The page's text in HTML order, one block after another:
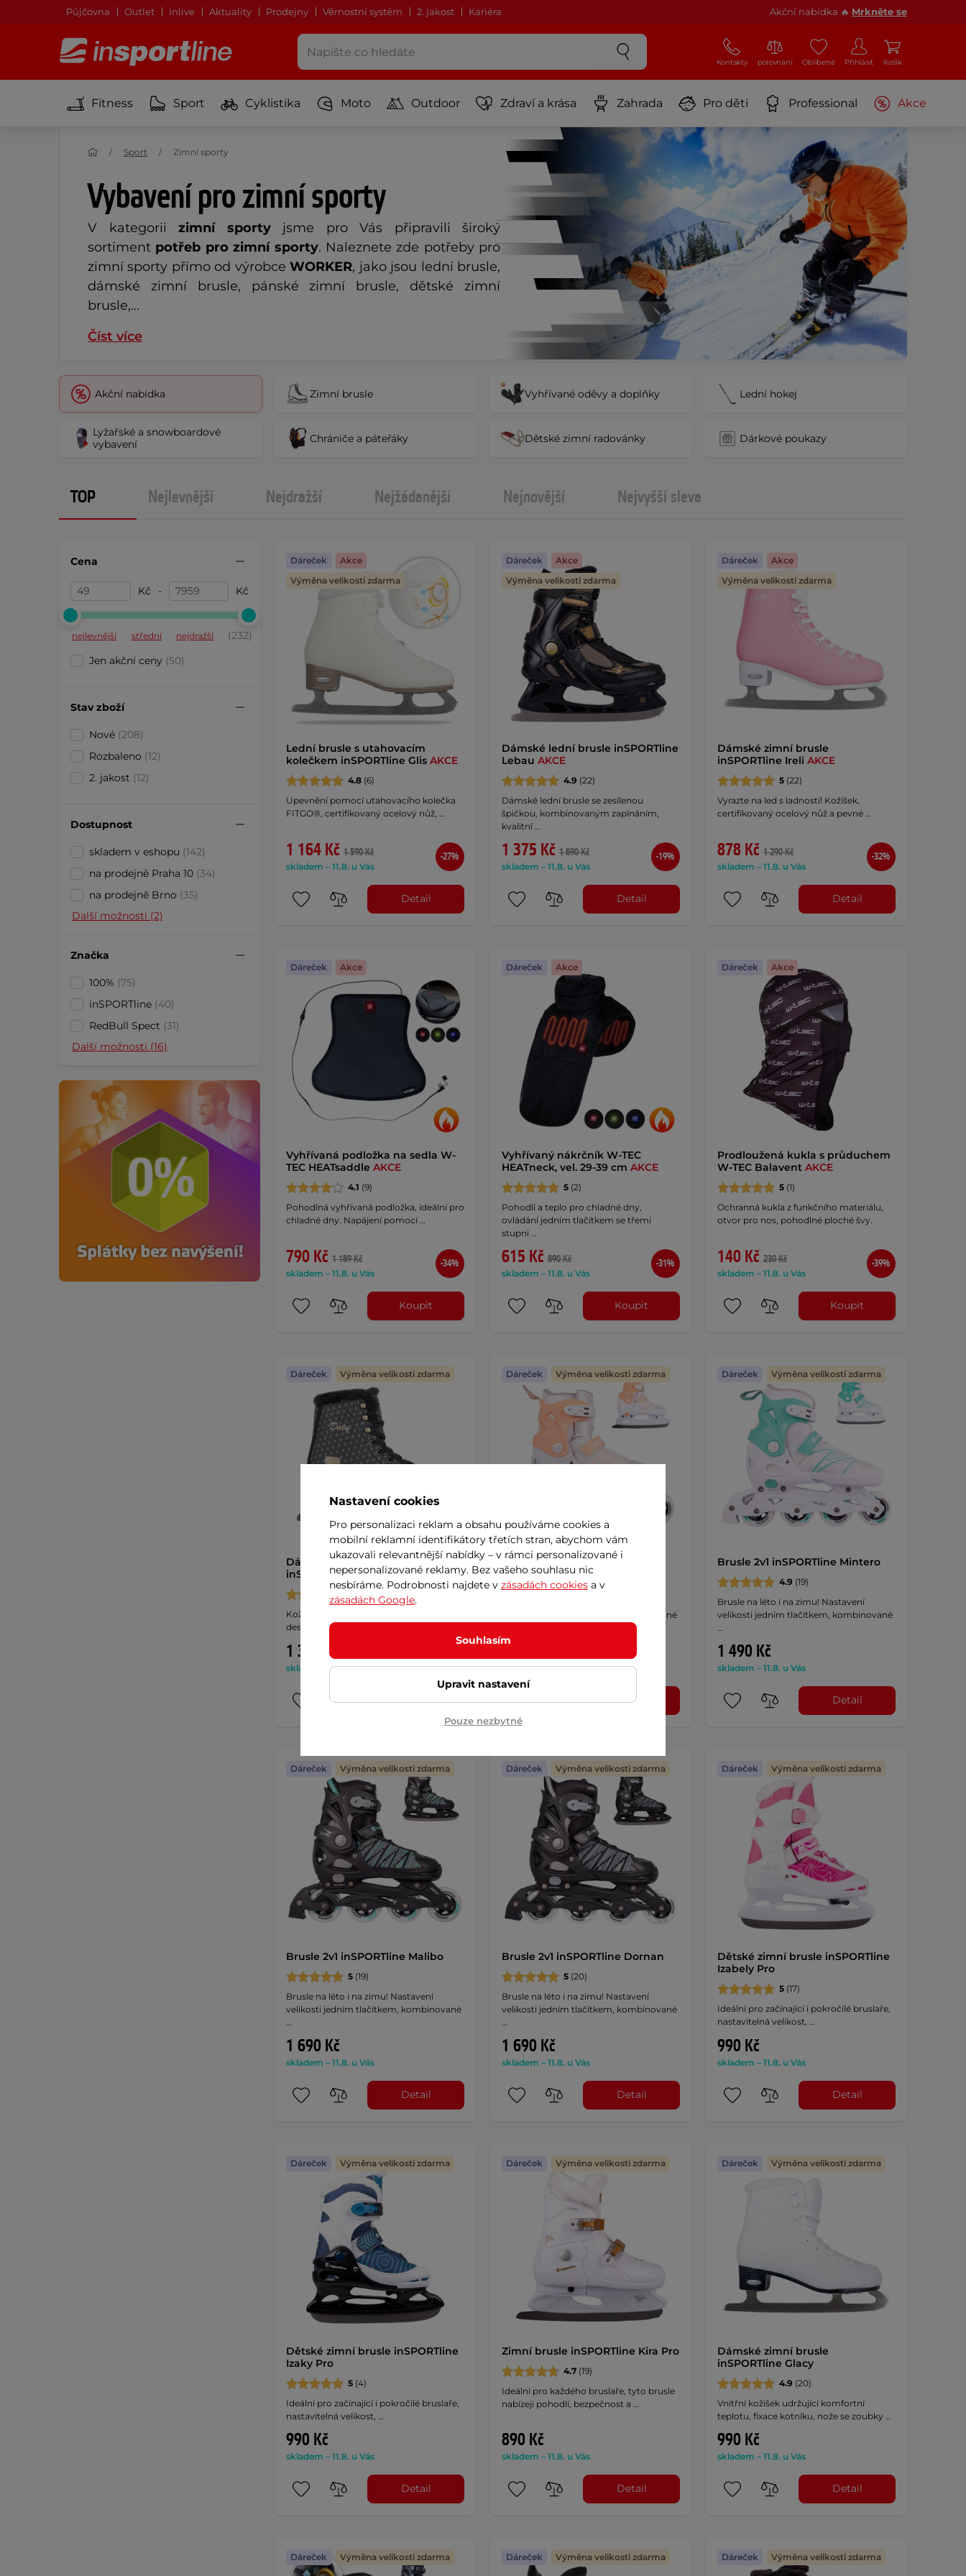
Půjčovna Outlet Inlive Aktuality Prodejny Věrnostní systém 2. jakost Kariéra Akční nabídka 🔥 Mrkněte se
Kontakty porovnání Oblíbené Přihlásit Košík
Fitness Sport Cyklistika Moto Outdoor Zdraví a krása Zahrada Pro děti Professional Akce
Vybavení pro zimní sporty
V kategorii zimní sportyjsme pro Vás připravili široký
sortiment potřeb pro zimní sporty. Naleznete zde potřeby pro
zimní sporty přímo od výrobceWORKER, jako jsou lední brusle,
dámské zimní brusle, pánské zimní brusle, dětské zimní
brusle,...
Číst více
Sport Zimní sporty
Akční nabídka Zimní brusle Vyhřívané oděvy a doplňky Lední hokej
Lyžařské a snowboardové
vybavení
Chrániče a páteřáky Dětské zimní radovánky Dárkové poukazy
TOP Nejlevnější Nejdražší Nejžádanější Nejnovější Nejvyšší sleva
Cena
Kč - Kč
nejlevnější střední nejdražší
(232)
Jen akční ceny (50)
Stav zboží
Nové (208)
Rozbaleno (12)
2. jakost (12)
Dostupnost
skladem v eshopu (142)
na prodejně Praha 10 (34)
na prodejně Brno (35)
Další možnosti (2)
Značka
100% (75)
inSPORTline (40)
RedBull Spect (31)
Další možnosti (16)
Dáreček
Akce
Výměna velikosti zdarma
Lední brusle s utahovacím
kolečkem inSPORTline Glis AKCE
4.8 (6)
Upevnění pomocí utahovacího kolečka
FITGO®, certifikovaný ocelový nůž, …
1 164 Kč 1 590 Kč
skladem – 11.8. u Vás
-27%
Detail
Dáreček
Akce
Výměna velikosti zdarma
Dámské lední brusle inSPORTline
Lebau AKCE
4.9 (22)
Dámské lední brusle se zesílenou
špičkou, kombinovaným zapínáním,
kvalitní …
1 375 Kč 1 690 Kč
skladem – 11.8. u Vás
-19%
Detail
Dáreček
Akce
Výměna velikosti zdarma
Dámské zimní brusle
inSPORTline Ireli AKCE
5(22)
Vyrazte na led s ladností! Kožíšek,
certifikovaný ocelový nůž a pevné …
878 Kč 1 290 Kč
skladem – 11.8. u Vás
-32%
Detail
Dáreček Akce
Vyhřívaná podložka na sedla W-
TEC HEATsaddle AKCE
4.1 (9)
Pohodlná vyhřívaná podložka, ideální pro
chladné dny. Napájení pomocí …
790 Kč 1 189 Kč
skladem – 11.8. u Vás
-34%
Koupit
Dáreček Akce
Vyhřívaný nákrčník W-TEC
HEATneck, vel. 29-39 cm AKCE
5(2)
Pohodlí a teplo pro chladné dny,
ovládání jedním tlačítkem se třemi
stupni …
615 Kč 890 Kč
skladem – 11.8. u Vás
-31%
Koupit
Dáreček Akce
Prodloužená kukla s průduchem
W-TEC Balavent AKCE
5(1)
Ochranná kukla z funkčního materiálu,
otvor pro nos, pohodlné ploché švy.
140 Kč 230 Kč
skladem – 11.8. u Vás
-39%
Koupit
Dáreček Výměna velikosti zdarma
Dámské zimní brusle
inSPORTline Doty
4.9 (82)
Kožíšek, atraktivní temný motiv,
designové detaily ve zlatavé barvě.
1 390 Kč
skladem – 11.8. u Vás
Detail
Dáreček Výměna velikosti zdarma
Brusle 2v1 inSPORTline Frolita
5 (17)
velikosti jedním tlačítkem, kombinované
skladem – 11.8. u Vás
Detail
Dáreček Výměna velikosti zdarma
Brusle 2v1 inSPORTline Mintero
4.9 (19)
Brusle na léto i na zimu! Nastavení
velikosti jedním tlačítkem, kombinované
1 490 Kč
skladem – 11.8. u Vás
Detail
Dáreček Výměna velikosti zdarma
Brusle 2v1 inSPORTline Malibo
5 (19)
Brusle na léto i na zimu! Nastavení
velikosti jedním tlačítkem, kombinované
1 690 Kč
skladem – 11.8. u Vás
Detail
Dáreček Výměna velikosti zdarma
Brusle 2v1 inSPORTline Dornan
5(20)
Brusle na léto i na zimu! Nastavení
velikosti jedním tlačítkem, kombinované
1 690 Kč
skladem – 11.8. u Vás
Detail
Dáreček Výměna velikosti zdarma
Dětské zimní brusle inSPORTline
Izabely Pro
5(17)
Ideální pro začínající i pokročilé bruslaře,
nastavitelná velikost, …
990 Kč
skladem – 11.8. u Vás
Detail
Dáreček Výměna velikosti zdarma
Dětské zimní brusle inSPORTline
Izaky Pro
5 (4)
Ideální pro začínající i pokročilé bruslaře,
nastavitelná velikost, …
990 Kč
skladem – 11.8. u Vás
Detail
Dáreček Výměna velikosti zdarma
Zimní brusle inSPORTline Kira Pro
4.7(19)
Ideální pro každého bruslaře, tyto brusle
nabízejí pohodlí, bezpečnost a …
890 Kč
skladem – 11.8. u Vás
Detail
Dáreček Výměna velikosti zdarma
Dámské zimní brusle
inSPORTline Glacy
4.9 (20)
Vnitřní kožíšek udržující komfortní
teplotu, fixace kotníku, nože se zoubky …
990 Kč
skladem – 11.8. u Vás
Detail
Dáreček Výměna velikosti zdarma Dáreček Výměna velikosti zdarma Dáreček Výměna velikosti zdarma
Nastavení cookies
Pro personalizaci reklam a obsahu používáme cookies a
mobilní reklamní identifikátory třetích stran, abychom vám
ukazovali relevantnější nabídky – v rámci personalizované i
nepersonalizované reklamy. Bez vašeho souhlasu nic
nesbíráme. Podrobnosti najdete v zásadách cookies a v
zásadách Google.
Souhlasím
Upravit nastavení
Pouze nezbytné